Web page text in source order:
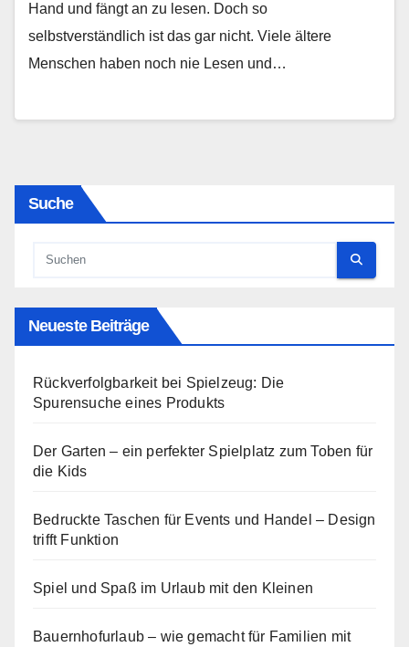
Hand und fängt an zu lesen. Doch so
selbstverständlich ist das gar nicht. Viele ältere
Menschen haben noch nie Lesen und…
Suche
Neueste Beiträge
Rückverfolgbarkeit bei Spielzeug: Die
Spurensuche eines Produkts
Der Garten – ein perfekter Spielplatz zum Toben für
die Kids
Bedruckte Taschen für Events und Handel – Design
trifft Funktion
Spiel und Spaß im Urlaub mit den Kleinen
Bauernhofurlaub – wie gemacht für Familien mit